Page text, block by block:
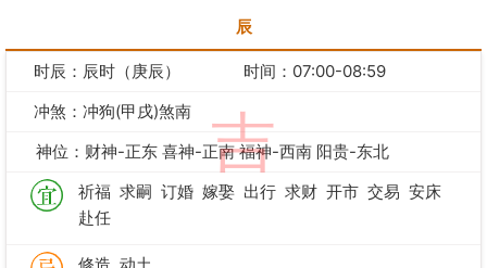
辰
吉
时辰：辰时（庚辰）
时间：07:00-08:59
冲煞：冲狗(甲戌)煞南
神位：财神-正东 喜神-正南 福神-西南 阳贵-东北
祈福 求嗣 订婚 嫁娶 出行 求财 开市 交易 安床
赴任